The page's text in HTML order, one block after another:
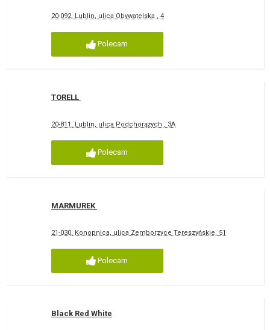
20-092, Lublin, ulica Obywatelska , 4
Polecam
TORELL
20-811, Lublin, ulica Podchorążych , 3A
Polecam
MARMUREK
21-030, Konopnica, ulica Zemborzyce Tereszyńskie, 51
Polecam
Black Red White